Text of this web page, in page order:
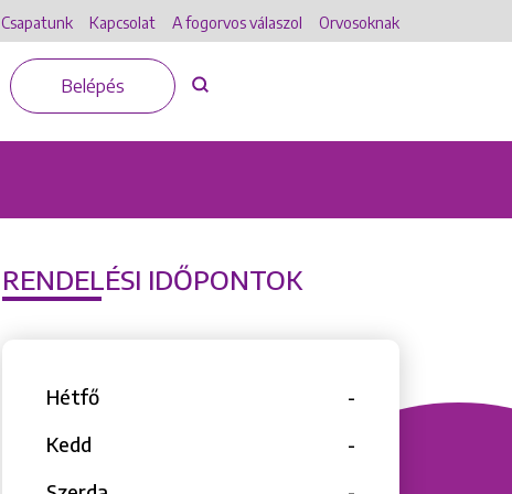
Csapatunk Kapcsolat A fogorvos válaszol Orvosoknak
Belépés
RENDELÉSI IDŐPONTOK
Hétfő
-
Kedd
-